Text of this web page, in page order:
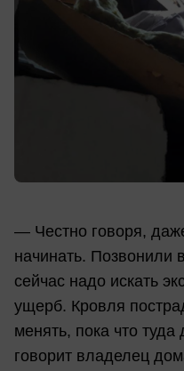
— Честно говоря,
начинать.
сейчас надо искать
ущерб. Кровля
менять, пока что
говорит владелец